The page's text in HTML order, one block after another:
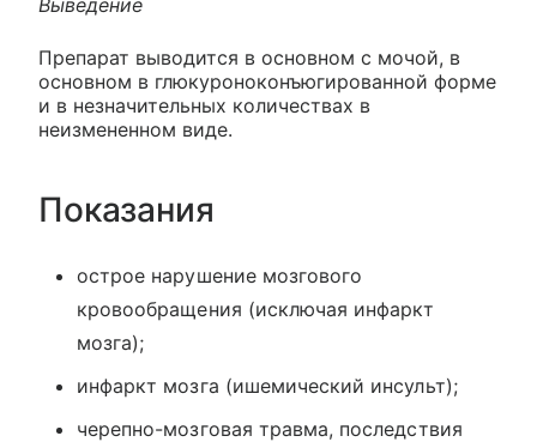
Препарат выводится в основном с мочой, в
основном в глюкуроноконъюгированной форме
и в незначительных количествах в
неизмененном виде.
Показания
острое нарушение мозгового
кровообращения (исключая инфаркт
мозга);
инфаркт мозга (ишемический инсульт);
черепно-мозговая травма, последствия